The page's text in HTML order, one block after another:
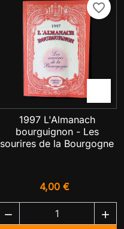
favorite_border
1997 L'Almanach
bourguignon - Les
sourires de la Bourgogne
4,00 €
 